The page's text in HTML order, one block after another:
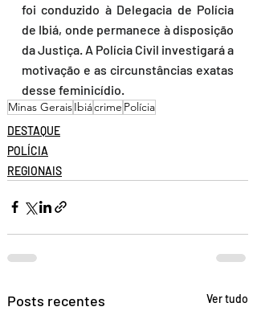
foi conduzido à Delegacia de Polícia
de Ibiá, onde permanece à disposição
da Justiça. A Polícia Civil investigará a
motivação e as circunstâncias exatas
desse feminicídio.
Minas GeraisIbiácrime Polícia
DESTAQUE
POLÍCIA
REGIONAIS
Posts recentes Ver tudo